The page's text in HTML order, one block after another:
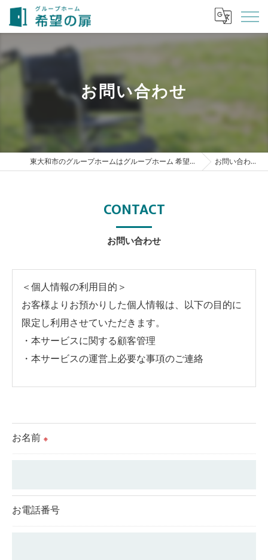
お問い合わせ
東大和市のグループホームはグループホーム 希望の扉 お問い合わせ
お問い合わせ
CONTACT
＜個人情報の利用目的＞
お客様よりお預かりした個人情報は、以下の目的に
限定し利用させていただきます。
・本サービスに関する顧客管理
・本サービスの運営上必要な事項のご連絡
られた場合を除き、
＜個人情報の委託について＞
お名前 ※
お電話番号